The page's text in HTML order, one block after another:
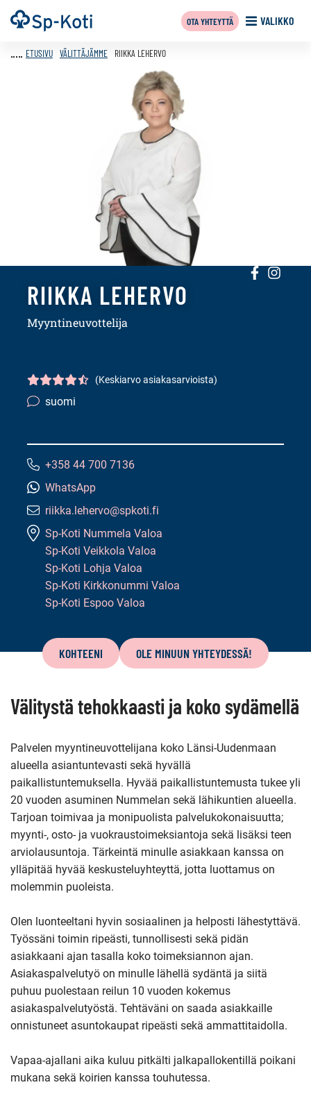
Siirry
sisältöön
Etusivu VALIKKO
OTA YHTEYTTÄ
ETUSIVU VÄLITTÄJÄMME RIIKKA LEHERVO
Sosiaalinen
RIIKKA LEHERVO
Myyntineuvottelija
Asiakasarvio
4.5/5
(Keskiarvo asiakasarvioista)
Kielitaito:
suomi
Puhelinnumero:
+358 44 700 7136
WhatsApp
Sähköpostiosoite:
riikka.lehervo@spkoti.fi
Sp-Koti Nummela Valoa
Sp-Koti Veikkola Valoa
Sp-Koti Lohja Valoa
Sp-Koti Kirkkonummi Valoa
Sp-Koti Espoo Valoa
sivun
KOHTEENI OLE MINUUN YHTEYDESSÄ!
Välitystä tehokkaasti ja koko sydämellä
Palvelen myyntineuvottelijana koko Länsi-Uudenmaan
alueella asiantuntevasti sekä hyvällä
paikallistuntemuksella. Hyvää paikallistuntemusta tukee yli
20 vuoden asuminen Nummelan sekä lähikuntien alueella.
Tarjoan toimivaa ja monipuolista palvelukokonaisuutta;
myynti-, osto- ja vuokraustoimeksiantoja sekä lisäksi teen
arviolausuntoja. Tärkeintä minulle asiakkaan kanssa on
ylläpitää hyvää keskusteluyhteyttä, jotta luottamus on
molemmin puoleista.
Olen luonteeltani hyvin sosiaalinen ja helposti lähestyttävä.
Työssäni toimin ripeästi, tunnollisesti sekä pidän
asiakkaani ajan tasalla koko toimeksiannon ajan.
Asiakaspalvelutyö on minulle lähellä sydäntä ja siitä
puhuu puolestaan reilun 10 vuoden kokemus
asiakaspalvelutyöstä. Tehtäväni on saada asiakkaille
onnistuneet asuntokaupat ripeästi sekä ammattitaidolla.
Vapaa-ajallani aika kuluu pitkälti jalkapallokentillä poikani
mukana sekä koirien kanssa touhutessa.